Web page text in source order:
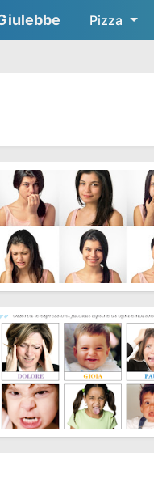
Pizza